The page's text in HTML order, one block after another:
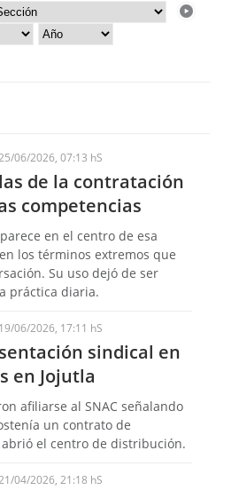
06/2026, 07:13 hS
de la contratación
competencias
en el centro de esa
los términos extremos que
Su uso dejó de ser
práctica diaria.
06/2026, 17:11 hS
sindical en
en Jojutla
afiliarse al SNAC señalando
un contrato de
el centro de distribución.
04/2026, 21:18 hS